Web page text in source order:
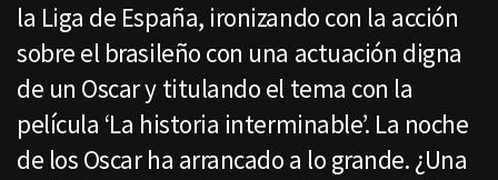
la Liga de España, ironizando con la acción
sobre el brasileño con una actuación digna
de un Oscar y titulando el tema con la
película ‘La historia interminable’. La noche
de los Oscar ha arrancado a lo grande. ¿Una